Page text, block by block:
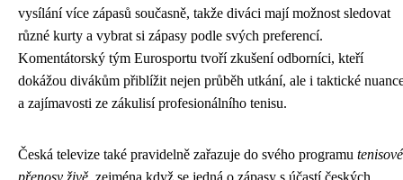
vysílání více zápasů současně, takže diváci mají možnost sledovat
různé kurty a vybrat si zápasy podle svých preferencí.
Komentátorský tým Eurosportu tvoří zkušení odborníci, kteří
dokážou divákům přiblížit nejen průběh utkání, ale i taktické
a zajímavosti ze zákulisí profesionálního tenisu.
Česká televize také pravidelně zařazuje do svého programu tenisové
přenosy živě, zejména když se jedná o zápasy s účastí českých